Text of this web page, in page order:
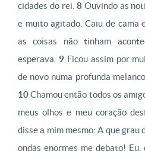
cidades do rei. 8 Ouvindo as
e muito agitado. Caiu de cama
as coisas não tinham
esperava. 9Ficou assim por
de novo numa profunda
10Chamou então todos os
meus olhos e meu coração
disse a mim mesmo: A que grau
ondas enormes me debato!